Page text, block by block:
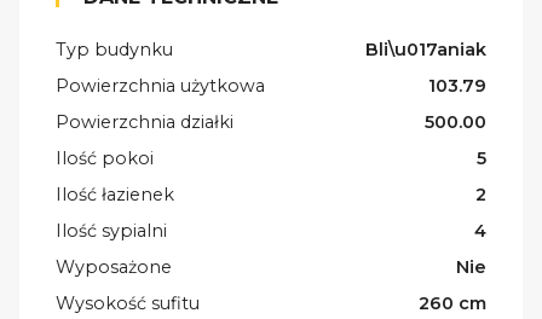
Typ budynku
Bli\u017aniak
Powierzchnia użytkowa
103.79
Powierzchnia działki
500.00
Ilość pokoi
5
Ilość łazienek
2
Ilość sypialni
4
Wyposażone
Nie
Wysokość sufitu
260 cm